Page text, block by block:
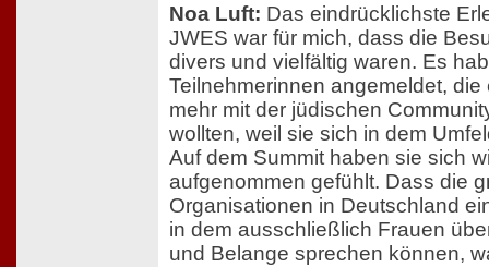
Noa Luft: Das eindrücklichste
JWES war für mich, dass die
divers und vielfältig waren. Es
Teilnehmerinnen angemeldet,
mehr mit der jüdischen
wollten, weil sie sich in dem
Auf dem Summit haben sie sich
aufgenommen gefühlt. Dass die
Organisationen in Deutschland
in dem ausschließlich Frauen
und Belange sprechen können,